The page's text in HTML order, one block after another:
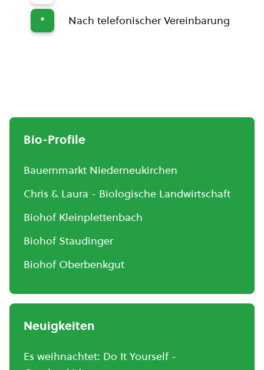
* Nach telefonischer Vereinbarung
Bio-Profile
Bauernmarkt Niederneukirchen
Chris & Laura - Biologische Landwirtschaft
Biohof Kleinplettenbach
Biohof Staudinger
Biohof Oberbenkgut
Neuigkeiten
Es weihnachtet: Do It Yourself -